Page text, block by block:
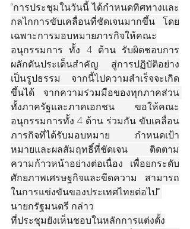
“การประชุมในวันนี้ ได้กำหนดทิศทางและ
กลไกการขับเคลื่อนที่ชัดเจนมากขึ้น โดย
เฉพาะการมอบหมายภารกิจให้คณะ
อนุกรรมการ ทั้ง 4 ด้าน รับผิดชอบการ
ผลักดันประเด็นสำคัญ สู่การปฏิบัติอย่าง
เป็นรูปธรรม จากนี้ไปความสำเร็จจะเกิด
ขึ้นได้ จากความร่วมมือของทุกภาคส่วน
ทั้งภาครัฐและภาคเอกชน ขอให้คณะ
อนุกรรมการทั้ง 4 ด้าน ร่วมกัน ขับเคลื่อน
ภารกิจที่ได้รับมอบหมาย กำหนดเป้า
หมายและผลสัมฤทธิ์ที่ชัดเจน ติดตาม
ความก้าวหน้าอย่างต่อเนื่อง เพื่อยกระดับ
ศักยภาพเศรษฐกิจและขีดความ สามารถ
ในการแข่งขันของประเทศไทยต่อไป“
นายกรัฐมนตรี กล่าว
ที่ประชุมยังเห็นชอบในหลักการแต่งตั้ง